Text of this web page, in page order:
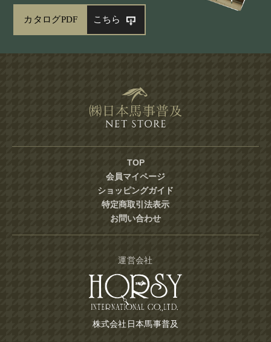
カタログPDF こちら
TOP
会員マイページ
ショッピングガイド
特定商取引法表示
お問い合わせ
運営会社
株式会社日本馬事普及